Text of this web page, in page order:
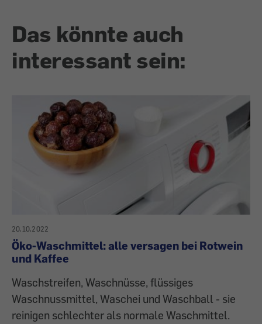
Das könnte auch
interessant sein:
20.10.2022
Öko-Waschmittel: alle versagen bei Rotwein
und Kaffee
Waschstreifen, Waschnüsse, flüssiges
Waschnussmittel, Waschei und Waschball - sie
reinigen schlechter als normale Waschmittel.